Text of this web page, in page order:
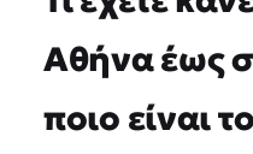
Αθήνα έως
ποιο είναι